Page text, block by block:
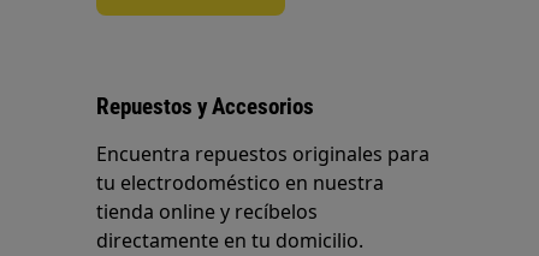
Repuestos y Accesorios
Encuentra repuestos originales para
tu electrodoméstico en nuestra
tienda online y recíbelos
directamente en tu domicilio.